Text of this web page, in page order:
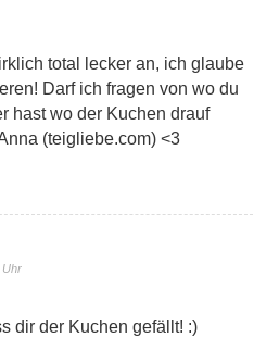
total lecker an, ich glaube
Darf ich fragen von wo du
hast wo der Kuchen drauf
(teigliebe.com) <3
Uhr
dir der Kuchen gefällt! :)